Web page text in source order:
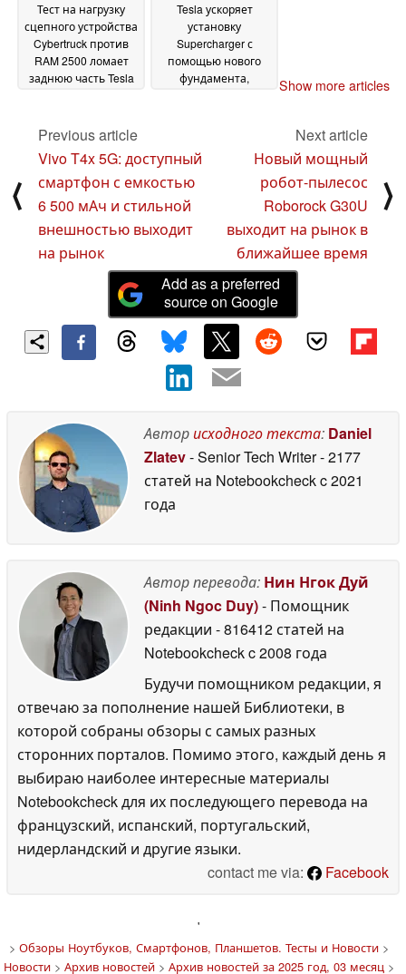
Тест на нагрузку
сцепного устройства
Cybertruck против
RAM 2500 ломает
заднюю часть Tesla
2025
Tesla ускоряет
установку
Supercharger с
помощью нового
фундамента,
Show more articles
⟨
Previous article
Vivo T4x 5G: доступный
смартфон с емкостью
6 500 мАч и стильной
внешностью выходит
на рынок
Next article
Новый мощный
робот-пылесос
Roborock G30U
выходит на рынок в
ближайшее время
⟩
Add as a preferred
source on Google
Авторисходного текста: Daniel
Zlatev- Senior Tech Writer- 2177
статей на Notebookcheckc 2021
года
Автор перевода: Нин Нгок Дуй
(Ninh Ngoc Duy)- Помощник
редакции - 816412 статей на
Notebookcheckc 2008 года
Будучи помощником редакции, я
отвечаю за пополнение нашей Библиотеки, в
которой собраны обзоры с самых разных
сторонних порталов. Помимо этого, каждый день я
выбираю наиболее интересные материалы
Notebookcheck для их последующего перевода на
французский, испанский, португальский,
нидерландский и другие языки.
contact me via:
Facebook
'
> Обзоры Ноутбуков, Смартфонов, Планшетов. Тесты и Новости>
Новости> Архив новостей> Архив новостей за 2025 год, 03 месяц >